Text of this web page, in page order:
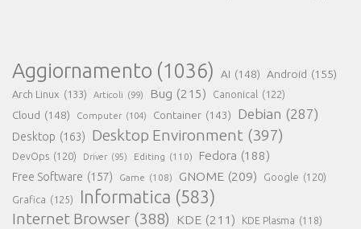
Aggiornamento (1036) AI (148) Android (155)
Arch Linux (133) Articoli (99) Bug (215) Canonical (122)
Cloud (148) Computer (104) Container (143) Debian (287)
Desktop (163) Desktop Environment (397)
DevOps (120) Driver (95) Editing (110) Fedora (188)
Free Software (157) Game (108) GNOME (209) Google (120)
Grafica (125) Informatica (583)
Internet Browser (388) KDE (211) KDE Plasma (118)